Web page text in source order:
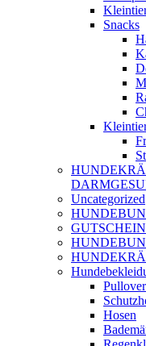
Snacks
Uncategorized
GUTSCHEIN
Pullover
Hosen